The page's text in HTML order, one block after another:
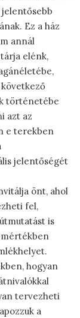
jelentősebb
Ez a ház
annál
elénk,
történetébe
azt az
e terekben
jelentőségét
önt, ahol
fel,
is
mértékben
hogyan
tervezheti
a